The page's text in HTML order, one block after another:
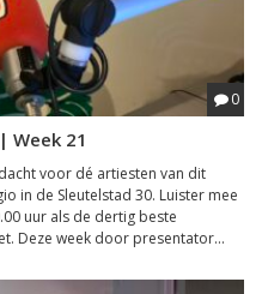
0
Week 21
voor dé artiesten van dit
in de Sleutelstad 30. Luister mee
uur als de dertig beste
Deze week door presentator...